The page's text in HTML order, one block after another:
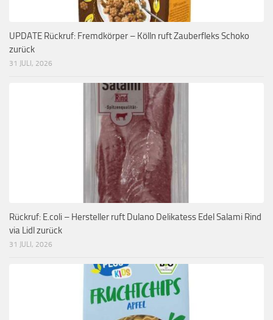
UPDATE Rückruf: Fremdkörper – Kölln ruft Zauberfleks Schoko
zurück
31 JULI, 2026
Rückruf: E.coli – Hersteller ruft Dulano Delikatess Edel Salami Rind
via Lidl zurück
31 JULI, 2026